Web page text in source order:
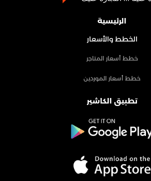
الرئيسية
الخطط والأسعار
خطط أسعار المتاجر
خطط أسعار الموردين
تطبيق الكاشير